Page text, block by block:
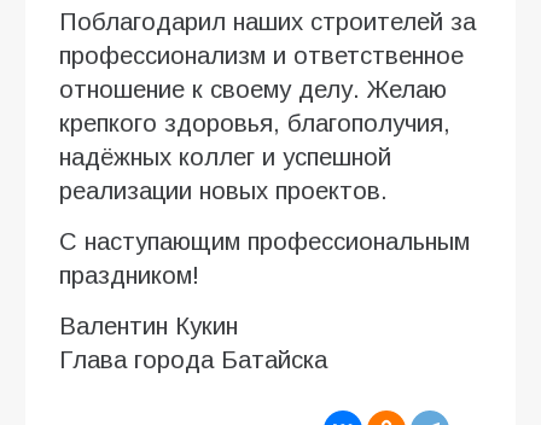
Поблагодарил наших строителей за
профессионализм и ответственное
отношение к своему делу. Желаю
крепкого здоровья, благополучия,
надёжных коллег и успешной
реализации новых проектов.
С наступающим профессиональным
праздником!
Валентин Кукин
Глава города Батайска